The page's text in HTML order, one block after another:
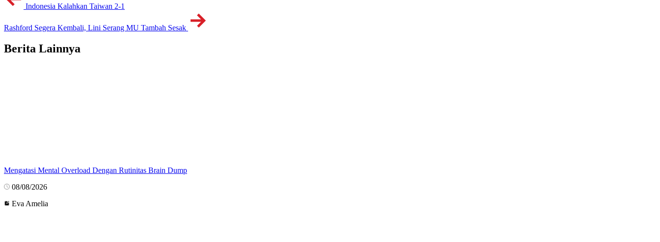
Indonesia Kalahkan Taiwan 2-1
Rashford Segera Kembali, Lini Serang MU Tambah Sesak
Berita Lainnya
Mengatasi Mental Overload Dengan Rutinitas Brain Dump
08/08/2026
Eva Amelia